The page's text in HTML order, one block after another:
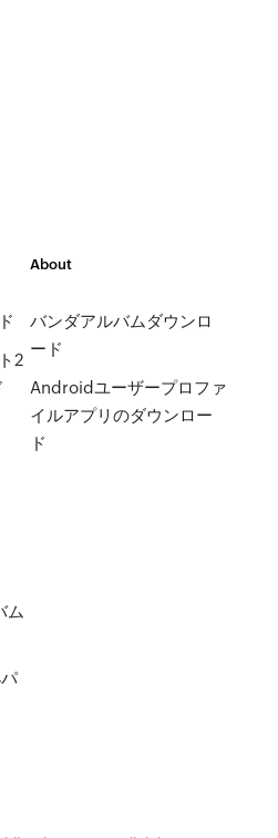
2
About
バンダアルバムダウンロ
ード
Androidユーザープロファ
イルアプリのダウンロー
ド
ム